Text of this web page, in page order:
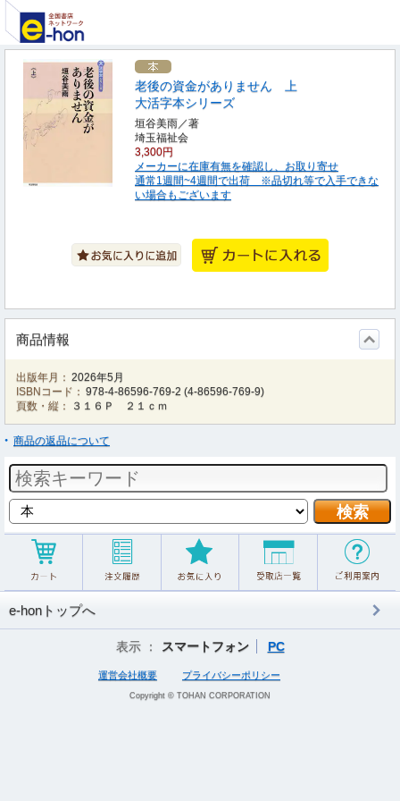
老後の資金がありません 上
大活字本シリーズ
垣谷美雨／著
埼玉福祉会
3,300円
メーカーに在庫有無を確認し、お取り寄せ
通常1週間~4週間で出荷 ※品切れ等で入手できな
い場合もございます
商品情報
出版年月： 2026年5月
ISBNコード： 978-4-86596-769-2 (4-86596-769-9)
頁数・縦：
３１６Ｐ ２１ｃｍ
商品の返品について
e-honトップへ
表示 ： スマートフォン PC
運営会社概要 プライバシーポリシー
Copyright © TOHAN CORPORATION